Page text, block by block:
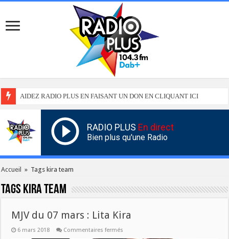
AIDEZ RADIO PLUS EN FAISANT UN DON EN CLIQUANT ICI
RADIO PLUS En direct
Bien plus qu'une Radio
Accueil » Tags kira team
Tags kira team
MJV du 07 mars : Lita Kira
6 mars 2018 Commentaires fermés